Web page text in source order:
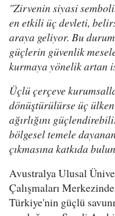
"Zirvenin siyasi
en etkili üç devleti,
araya geliyor. Bu
güçlerin güvenlik
kurmaya yönelik artan
Üçlü çerçeve
dönüştürülürse üç
ağırlığını
bölgesel temele
çıkmasına katkıda
Avustralya Ulusal
Çalışmaları
Türkiye'nin güçlü